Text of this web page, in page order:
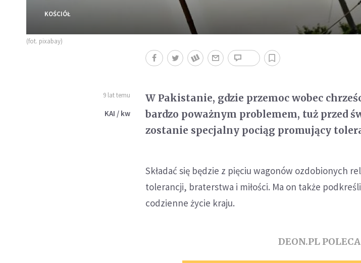
KOŚCIÓŁ
(fot. pixabay)
9 lat temu
KAI / kw
W Pakistanie, gdzie przemoc wobec
bardzo poważnym problemem, tuż przed
zostanie specjalny pociąg promujący
Składać się będzie z pięciu wagonów ozdobionych
tolerancji, braterstwa i miłości. Ma on także
codzienne życie kraju.
DEON.PL POLECA